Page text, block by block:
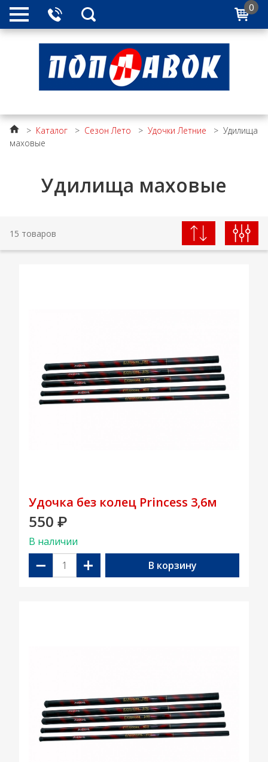
0
> Каталог > Сезон Лето > Удочки Летние > Удилища
маховые
Удилища маховые
15 товаров
Удочка без колец Princess 3,6м
550 ₽
В наличии
− + В корзину